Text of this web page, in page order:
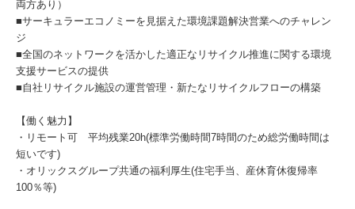
両方あり）
■サーキュラーエコノミーを見据えた環境課題解決営業へのチャレン
ジ
■全国のネットワークを活かした適正なリサイクル推進に関する環境
支援サービスの提供
■自社リサイクル施設の運営管理・新たなリサイクルフローの構築
【働く魅力】
・リモート可 平均残業20h(標準労働時間7時間のため総労働時間は
短いです)
・オリックスグループ共通の福利厚生(住宅手当、産休育休復帰率
100％等)